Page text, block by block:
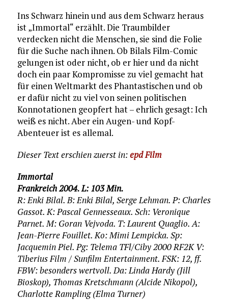
Ins Schwarz hinein und aus dem Schwarz heraus
ist „Immortal“ erzählt. Die Traumbilder
verdecken nicht die Menschen, sie sind die Folie
für die Suche nach ihnen. Ob Bilals Film-Comic
gelungen ist oder nicht, ob er hier und da nicht
doch ein paar Kompromisse zu viel gemacht hat
für einen Weltmarkt des Phantastischen und ob
er dafür nicht zu viel von seinen politischen
Konnotationen geopfert hat – ehrlich gesagt: Ich
weiß es nicht. Aber ein Augen- und Kopf-
Abenteuer ist es allemal.
Dieser Text erschien zuerst in:epd Film
Immortal
Frankreich 2004. L: 103 Min.
R: Enki Bilal. B: Enki Bilal, Serge Lehman. P: Charles
Gassot. K: Pascal Gennesseaux. Sch: Veronique
Parnet. M: Goran Vejvoda. T: Laurent Quaglio. A:
Jean-Pierre Fouillet. Ko: Mimi Lempicka. Sp:
Jacquemin Piel. Pg: Telema TFl/Ciby 2000 RF2K V:
Tiberius Film / Sunfilm Entertainment. FSK: 12, ff.
FBW: besonders wertvoll. Da: Linda Hardy (Jill
Bioskop), Thomas Kretschmann (Alcide Nikopol),
Charlotte Rampling (Elma Turner)